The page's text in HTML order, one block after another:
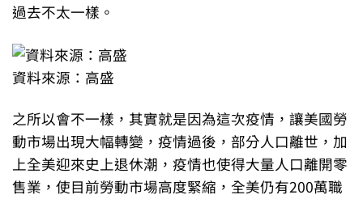
過去不太一樣。
資料來源：高盛
之所以會不一樣，其實就是因為這次疫情，讓美國勞
動市場出現大幅轉變，疫情過後，部分人口離世，加
上全美迎來史上退休潮，疫情也使得大量人口離開零
售業，使目前勞動市場高度緊縮，全美仍有200萬職